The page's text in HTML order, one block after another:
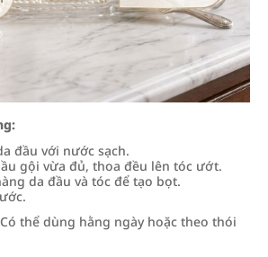
đầu với nước sạch.
gội vừa đủ, thoa đều lên tóc ướt.
da đầu và tóc để tạo bọt.
Có thể dùng hằng ngày hoặc theo thói